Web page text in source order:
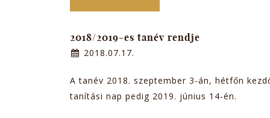
2018/2019-es tanév rendje
2018.07.17.
A tanév 2018. szeptember 3-án, hétfőn
tanítási nap pedig 2019. június 14-én.